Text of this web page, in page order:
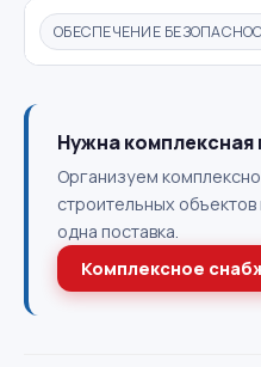
ОБЕСПЕЧЕНИЕ
Нужна комплексная
Организуем
строительных
одна поставка.
Комплексное